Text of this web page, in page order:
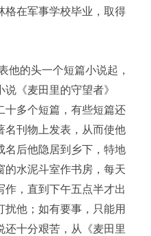
格在军事学校毕业，取得
他的头一个短篇小说起，
《麦田里的守望者》
十多个短篇，有些短篇还
名刊物上发表，从而使他
名后他隐居到乡下，特地
的水泥斗室作书房，每天
，直到下午五点半才出
扰他；如有要事，只能用
还十分艰苦，从《麦田里